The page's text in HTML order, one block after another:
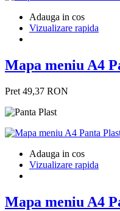
Adauga in cos
Vizualizare rapida
Mapa meniu A4
Pret 49,37 RON
Adauga in cos
Vizualizare rapida
Mapa meniu A4